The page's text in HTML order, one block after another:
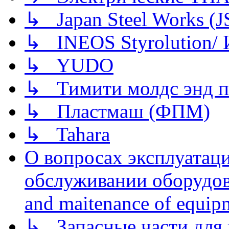
↳ Japan Steel Works
↳ INEOS
↳ YUDO
↳ Тимити молдс энд
↳ Пластмаш (ФПМ)
↳ Tahara
О вопросах
обслуживании
and maitenance of